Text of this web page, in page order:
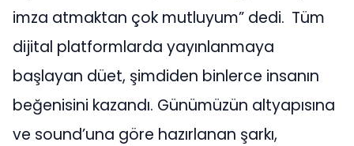
imza atmaktan çok mutluyum” dedi. Tüm
dijital platformlarda yayınlanmaya
başlayan düet, şimdiden binlerce insanın
beğenisini kazandı. Günümüzün altyapısına
ve sound’una göre hazırlanan şarkı,